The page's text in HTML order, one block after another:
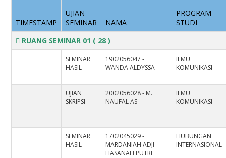
TIMESTAMP
UJIAN -
SEMINAR
NAMA
PROGRAM
STUDI
RUANG SEMINAR 01 ( 28 )
SEMINAR
HASIL
1902056047 -
WANDA ALDYSSA
ILMU
KOMUNIKASI
UJIAN
SKRIPSI
2002056028 - M.
NAUFAL AS
ILMU
KOMUNIKASI
SEMINAR
HASIL
1702045029 -
MARDANIAH ADJI
HASANAH PUTRI
HUBUNGAN
INTERNASIONAL